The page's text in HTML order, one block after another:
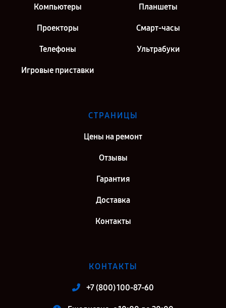
Компьютеры Планшеты
Проекторы Смарт-часы
Телефоны Ультрабуки
Игровые приставки
СТРАНИЦЫ
Цены на ремонт
Отзывы
Гарантия
Доставка
Контакты
КОНТАКТЫ
+7 (800) 100-87-60